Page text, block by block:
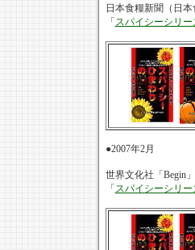
日本食糧新聞（日
「 スパイシーシリー
●2007年2月
世界文化社「Begin
「 スパイシーシリー